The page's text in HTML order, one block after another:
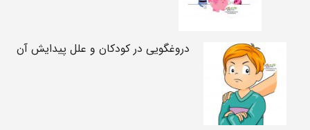
دروغگویی در کودکان و علل پیدایش آن